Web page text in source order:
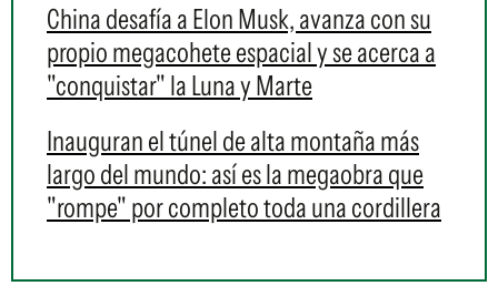
China desafía a Elon Musk, avanza con su
propio megacohete espacial y se acerca a
"conquistar" la Luna y Marte
Inauguran el túnel de alta montaña más
largo del mundo: así es la megaobra que
"rompe" por completo toda una cordillera